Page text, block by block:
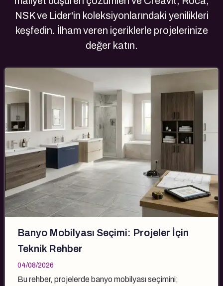
NSK ve Lider'in koleksiyonlarındaki yenilikleri
keşfedin. İlham veren içeriklerle projelerinize
değer katın.
Banyo Mobilyası Seçimi: Projeler İçin
Teknik Rehber
04/08/2026
Bu rehber, projelerde banyo mobilyası seçimini;